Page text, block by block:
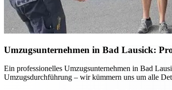
Umzugsunternehmen in Bad Lausick:
Ein professionelles Umzugsunternehmen in Bad
Umzugsdurchführung – wir kümmern uns um alle